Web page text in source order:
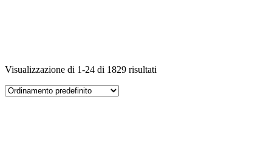
Visualizzazione di 1-24 di 1829 risultati